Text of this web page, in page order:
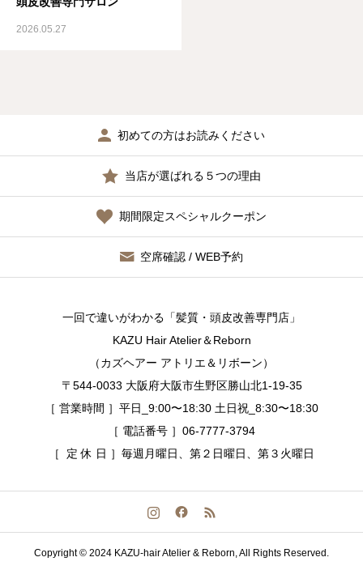
2026.05.27
初めての方はお読みください
当店が選ばれる５つの理由
期間限定スペシャルクーポン
空席確認 / WEB予約
一回で違いがわかる「髪質・頭皮改善専門店」
KAZU Hair Atelier＆Reborn
（カズヘアー アトリエ＆リボーン）
〒544-0033 大阪府大阪市生野区勝山北1-19-35
［ 営業時間 ］平日_9:00〜18:30 土日祝_8:30〜18:30
［ 電話番号 ］06-7777-3794
［ 定 休 日 ］毎週月曜日、第２日曜日、第３火曜日
Copyright © 2024 KAZU-hair Atelier & Reborn, All Rights Reserved.
空席確認 / WEB予約する 今すぐ電話する